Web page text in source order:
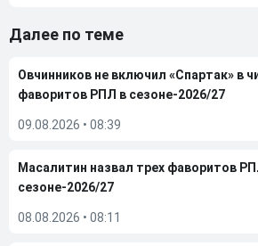
Далее по теме
Овчинников не включил «Спартак» в
фаворитов РПЛ в сезоне-2026/27
09.08.2026 • 08:39
Масалитин назвал трех фаворитов
сезоне-2026/27
08.08.2026 • 08:11